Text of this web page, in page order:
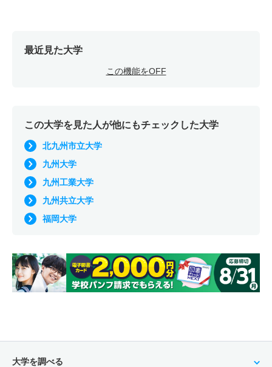
最近見た大学
この機能をOFF
この大学を見た人が他にもチェックした大学
北九州市立大学
九州大学
九州工業大学
九州共立大学
福岡大学
大学を調べる